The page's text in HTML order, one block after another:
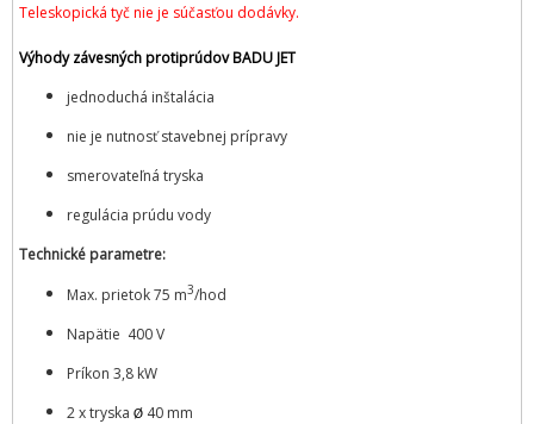
Teleskopická tyč nie je súčasťou dodávky.
Výhody závesných protiprúdov BADU JET
jednoduchá inštalácia
nie je nutnosť stavebnej prípravy
smerovateľná tryska
regulácia prúdu vody
Technické parametre:
​Max. prietok 75 m3/hod
Napätie 400 V
​Príkon 3,8 kW
​2 x tryska Ø 40 mm